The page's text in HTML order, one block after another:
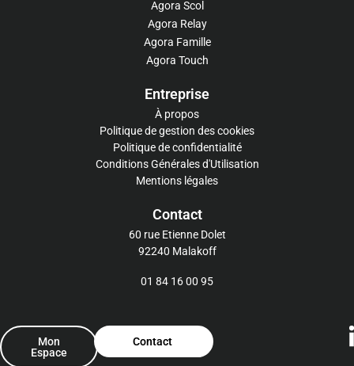
Agora Scol
Agora Relay
Agora Famille
Agora Touch
Entreprise
À propos
Politique de gestion des cookies
Politique de confidentialité
Conditions Générales d'Utilisation
Mentions légales
Contact
60 rue Etienne Dolet
92240 Malakoff
01 84 16 00 95
Mon
Espace
Contact